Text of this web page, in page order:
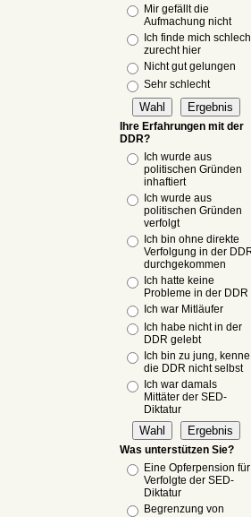
Mir gefällt die
Aufmachung nicht
Ich finde mich
zurecht hier
Nicht gut gelungen
Sehr schlecht
Ihre Erfahrungen mit der
DDR?
Ich wurde aus
politischen Gründen
inhaftiert
Ich wurde aus
politischen Gründen
verfolgt
Ich bin ohne direkte
Verfolgung in der
durchgekommen
Ich hatte keine
Probleme in der DDR
Ich war Mitläufer
Ich habe nicht in der
DDR gelebt
Ich bin zu jung, kenne
die DDR nicht selbst
Ich war damals
Mittäter der SED-
Diktatur
Was unterstützen Sie?
Eine Opferpension für
Verfolgte der SED-
Diktatur
Begrenzung von